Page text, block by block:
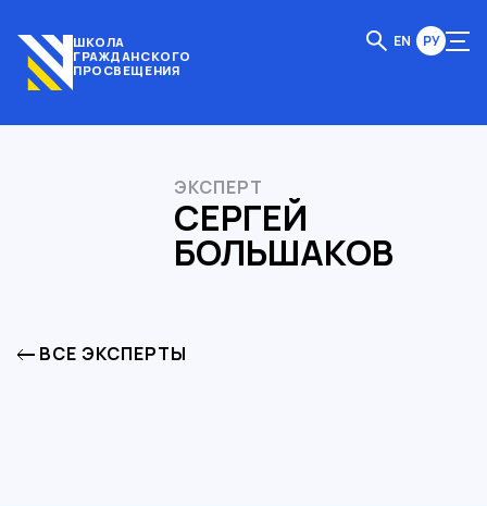
ШКОЛА
ГРАЖДАНСКОГО
ПРОСВЕЩЕНИЯ
EN РУ
ЭКСПЕРТ
СЕРГЕЙ
БОЛЬШАКОВ
ВСЕ ЭКСПЕРТЫ